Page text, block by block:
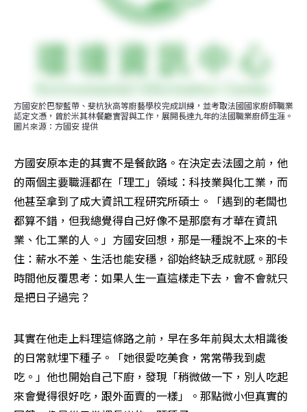
方國安於巴黎藍帶、斐杭狄高等廚藝學校完成訓練，並考取法國國家廚師職業
認定文憑，曾於米其林餐廳實習與工作，展開長達九年的法國職業廚師生涯。
圖片來源：方國安 提供
方國安原本走的其實不是餐飲路。在決定去法國之前，他
的兩個主要職涯都在「理工」領域：科技業與化工業，而
他甚至拿到了成大資訊工程研究所碩士。「遇到的老闆也
都算不錯，但我總覺得自己好像不是那麼有才華在資訊
業、化工業的人。」方國安回想，那是一種說不上來的卡
住：薪水不差、生活也能安穩，卻始終缺乏成就感。那段
時間他反覆思考：如果人生一直這樣走下去，會不會就只
是把日子過完？
其實在他走上料理這條路之前，早在多年前與太太相識後
的日常就埋下種子。「她很愛吃美食，常常帶我到處
吃。」他也開始自己下廚，發現「稍微做一下，別人吃起
來會覺得很好吃，跟外面賣的一樣」。那點微小但真實的